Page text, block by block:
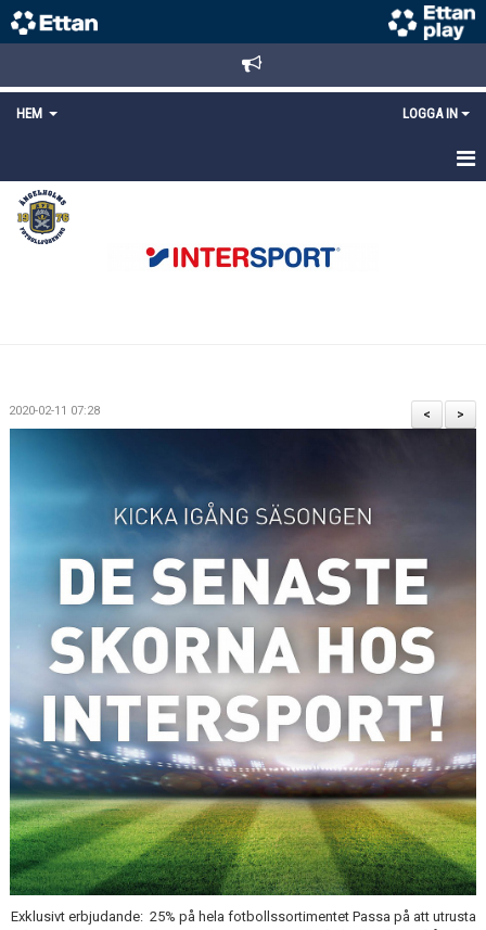
HEM LOGGA IN
STARTSIDA
NYHETER
MEDLEMS OCH TRÄNINGSAVGIFTER
>
<
2020-02-11 07:28
Exklusivt erbjudande: 25% på hela fotbollssortimentet Passa på att utrusta